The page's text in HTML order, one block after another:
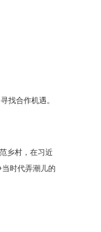
找合作机遇。
乡村，在习近
时代弄潮儿的